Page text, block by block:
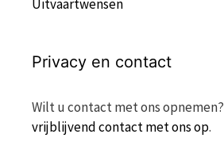
Uitvaartwensen
Privacy en contact
Wilt u contact met ons opnemen?
vrijblijvend contact met ons op.